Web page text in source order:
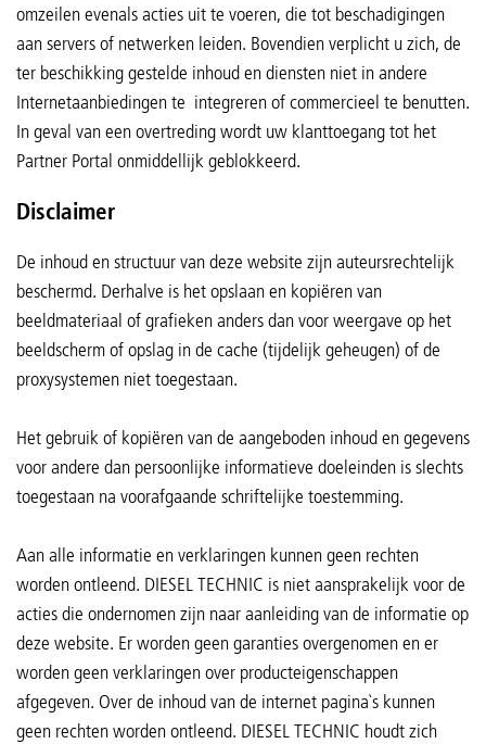
omzeilen evenals acties uit te voeren, die tot beschadigingen
aan servers of netwerken leiden. Bovendien verplicht u zich, de
ter beschikking gestelde inhoud en diensten niet in andere
Internetaanbiedingen te integreren of commercieel te benutten.
In geval van een overtreding wordt uw klanttoegang tot het
Partner Portal onmiddellijk geblokkeerd.
Disclaimer
De inhoud en structuur van deze website zijn auteursrechtelijk
beschermd. Derhalve is het opslaan en kopiëren van
beeldmateriaal of grafieken anders dan voor weergave op het
beeldscherm of opslag in de cache (tijdelijk geheugen) of de
proxysystemen niet toegestaan.
Het gebruik of kopiëren van de aangeboden inhoud en gegevens
voor andere dan persoonlijke informatieve doeleinden is slechts
toegestaan na voorafgaande schriftelijke toestemming.
Aan alle informatie en verklaringen kunnen geen rechten
worden ontleend. DIESEL TECHNIC is niet aansprakelijk voor de
acties die ondernomen zijn naar aanleiding van de informatie op
deze website. Er worden geen garanties overgenomen en er
worden geen verklaringen over producteigenschappen
afgegeven. Over de inhoud van de internet pagina`s kunnen
geen rechten worden ontleend. DIESEL TECHNIC houdt zich